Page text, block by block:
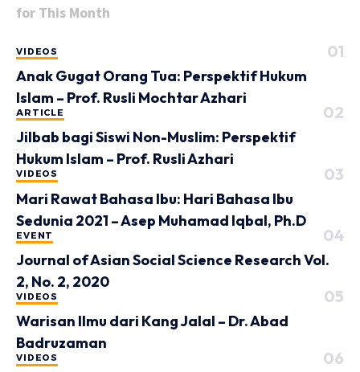
for This Month
VIDEOS
Anak Gugat Orang Tua: Perspektif Hukum
Islam – Prof. Rusli Mochtar Azhari
ARTICLE
Jilbab bagi Siswi Non-Muslim: Perspektif
Hukum Islam – Prof. Rusli Azhari
VIDEOS
Mari Rawat Bahasa Ibu: Hari Bahasa Ibu
Sedunia 2021 – Asep Muhamad Iqbal, Ph.D
EVENT
Journal of Asian Social Science Research Vol.
2, No. 2, 2020
VIDEOS
Warisan Ilmu dari Kang Jalal – Dr. Abad
Badruzaman
VIDEOS